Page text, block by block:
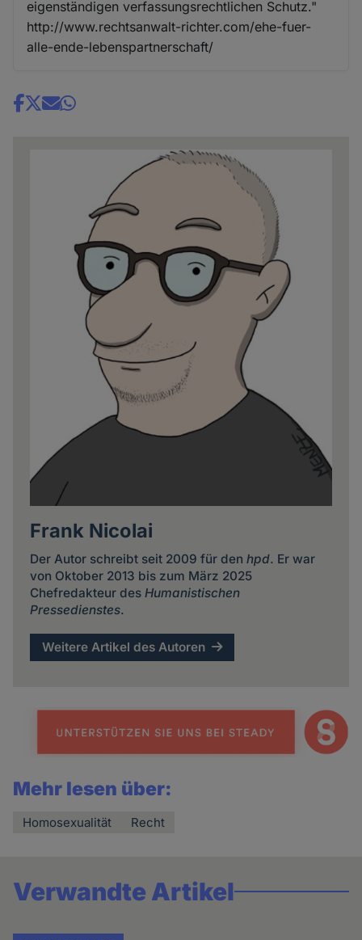
eigenständigen verfassungsrechtlichen Schutz."
http://www.rechtsanwalt-richter.com/ehe-fuer-
alle-ende-lebenspartnerschaft/
Share
Frank Nicolai
Der Autor schreibt seit 2009 für den hpd. Er war
von Oktober 2013 bis zum März 2025
Chefredakteur des Humanistischen
Pressedienstes.
Weitere Artikel des Autoren
Mehr lesen über:
Homosexualität Recht
Verwandte Artikel